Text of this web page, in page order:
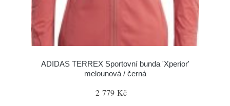
ADIDAS TERREX Sportovní bunda 'Xperior'
melounová / černá
2 779 Kč